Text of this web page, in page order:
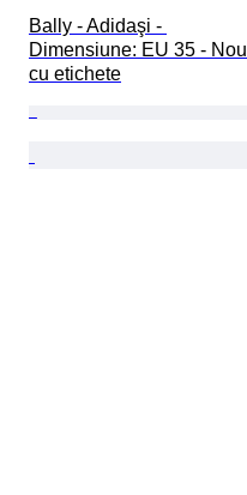
Bally - Adidaşi -
Dimensiune: EU 35 - Nou
cu etichete